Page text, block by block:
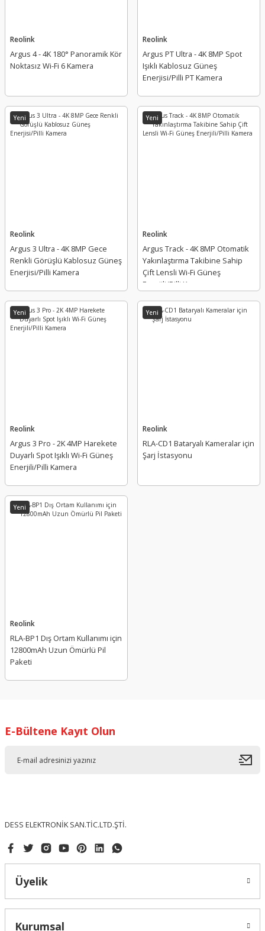
Reolink
Argus 4 - 4K 180° Panoramik Kör
Noktasız Wi-Fi 6 Kamera
Reolink
Argus PT Ultra - 4K 8MP Spot
Işıklı Kablosuz Güneş
Enerjisi/Pilli PT Kamera
Yeni
Reolink
Argus 3 Ultra - 4K 8MP Gece
Renkli Görüşlü Kablosuz Güneş
Enerjisi/Pilli Kamera
Yeni
Reolink
Argus Track - 4K 8MP Otomatik
Yakınlaştırma Takibine Sahip
Çift Lensli Wi-Fi Güneş
Enerjili/Pilli Kamera
Yeni
Reolink
Argus 3 Pro - 2K 4MP Harekete
Duyarlı Spot Işıklı Wi-Fi Güneş
Enerjili/Pilli Kamera
Yeni
Reolink
RLA-CD1 Bataryalı Kameralar için
Şarj İstasyonu
Yeni
Reolink
RLA-BP1 Dış Ortam Kullanımı için
12800mAh Uzun Ömürlü Pil
Paketi
E-Bültene Kayıt Olun
DESS ELEKTRONİK SAN.TİC.LTD.ŞTİ.
Üyelik
Kurumsal